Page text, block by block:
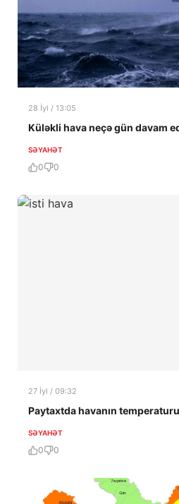
28 İyl / 13:05
Küləkli hava neçə gün davam
SƏYAHƏT
0 0
27 İyl / 09:32
Paytaxtda havanın
SƏYAHƏT
0 0